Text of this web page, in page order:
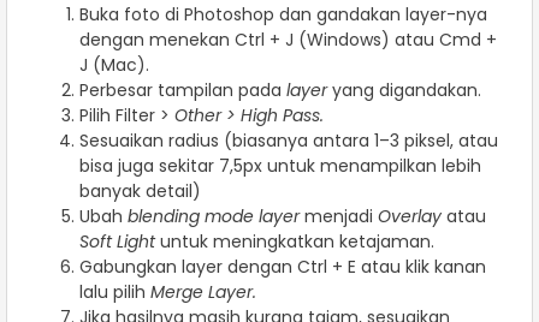
Buka foto di Photoshop dan gandakan layer-nya
dengan menekan Ctrl + J (Windows) atau Cmd +
J (Mac).
Perbesar tampilan pada layeryang digandakan.
Pilih Filter > Other > High Pass.
Sesuaikan radius (biasanya antara 1–3 piksel, atau
bisa juga sekitar 7,5px untuk menampilkan lebih
banyak detail)
Ubah blending mode layermenjadi Overlay atau
Soft Lightuntuk meningkatkan ketajaman.
Gabungkan layer dengan Ctrl + E atau klik kanan
lalu pilih Merge Layer.
Jika hasilnya masih kurang tajam, sesuaikan